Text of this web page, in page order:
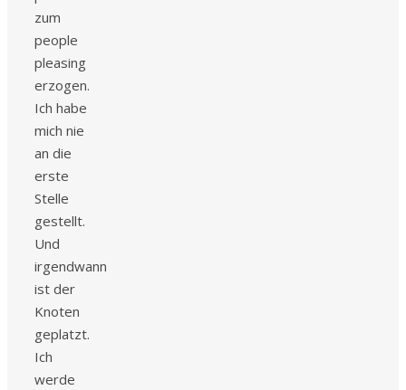
zum
people
pleasing
erzogen.
Ich habe
mich nie
an die
erste
Stelle
gestellt.
Und
irgendwann
ist der
Knoten
geplatzt.
Ich
werde